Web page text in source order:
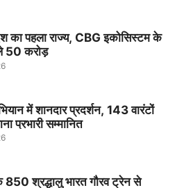
का पहला राज्य, CBG इकोसिस्टम के
50 करोड़
में शानदार प्रदर्शन, 143 वारंटों
प्रभारी सम्मानित
श्रद्धालु भारत गौरव ट्रेन से